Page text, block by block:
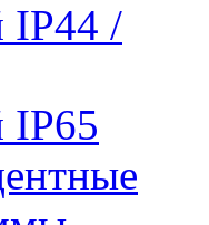
IP44 /
IP65